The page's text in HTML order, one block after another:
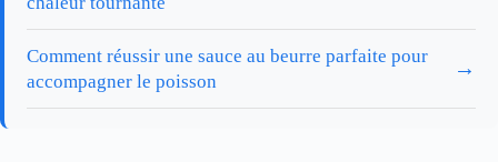
Comment réussir une sauce au beurre parfaite pour
accompagner le poisson
→